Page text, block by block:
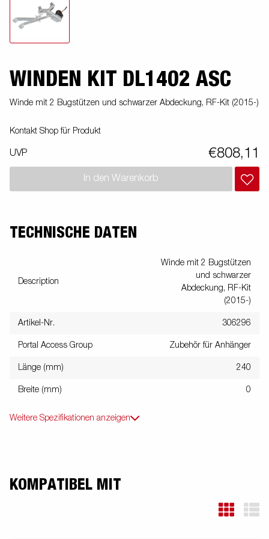
WINDEN KIT DL1402 ASC
Winde mit 2 Bugstützen und schwarzer Abdeckung, RF-Kit (2015-)
Kontakt Shop für Produkt
UVP €808,11
In den Warenkorb
TECHNISCHE DATEN
Description
Winde mit 2 Bugstützen
und schwarzer
Abdeckung, RF-Kit
(2015-)
Artikel-Nr. 306296
Portal Access Group Zubehör für Anhänger
Länge (mm) 240
Breite (mm) 0
Weitere Spezifikationen anzeigen
KOMPATIBEL MIT